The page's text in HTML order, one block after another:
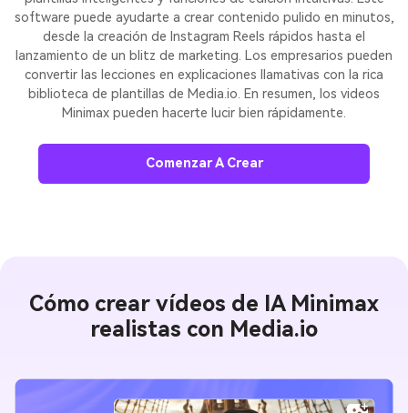
software puede ayudarte a crear contenido pulido en minutos,
desde la creación de Instagram Reels rápidos hasta el
lanzamiento de un blitz de marketing. Los empresarios pueden
convertir las lecciones en explicaciones llamativas con la rica
biblioteca de plantillas de Media.io. En resumen, los videos
Minimax pueden hacerte lucir bien rápidamente.
Comenzar A Crear
Cómo crear vídeos de IA Minimax
realistas con Media.io